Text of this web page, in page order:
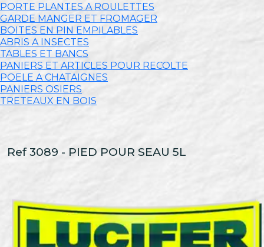
PORTE PLANTES A ROULETTES
GARDE MANGER ET FROMAGER
BOITES EN PIN EMPILABLES
ABRIS A INSECTES
TABLES ET BANCS
PANIERS ET ARTICLES POUR RECOLTE
POELE A CHATAIGNES
PANIERS OSIERS
TRETEAUX EN BOIS
Ref 3089 - PIED POUR SEAU 5L